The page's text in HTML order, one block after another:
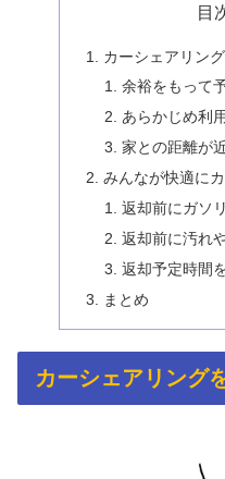
目
カーシェアリン
余裕をもって
あらかじめ利
家との距離が
みんなが快適に
返却前にガソ
返却前に汚れ
返却予定時間
まとめ
カーシェアリング